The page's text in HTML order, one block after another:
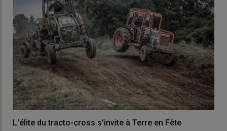
L'élite du tracto-cross s'invite à Terre en Fête